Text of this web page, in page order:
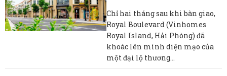
Chỉ hai tháng sau khi bàn giao,
Royal Boulevard (Vinhomes
Royal Island, Hải Phòng) đã
khoác lên mình diện mạo của
một đại lộ thương...